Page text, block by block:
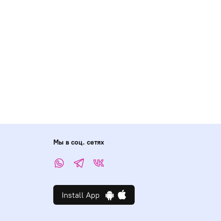
Мы в соц. сетях
Install App